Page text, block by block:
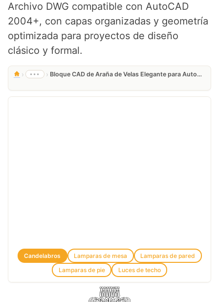
Archivo DWG compatible con AutoCAD
2004+, con capas organizadas y geometría
optimizada para proyectos de diseño
clásico y formal.
› ••• › Bloque CAD de Araña de Velas Elegante para AutoCAD Gratis
Candelabros Lamparas de mesa
Lamparas de pared
Lamparas de pie
Luces de techo